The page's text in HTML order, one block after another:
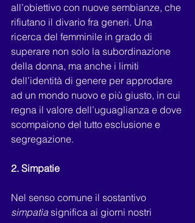
all’obiettivo con nuove sembianze, che
rifiutano il divario fra generi. Una
ricerca del femminile in grado di
superare non solo la subordinazione
della donna, ma anche i limiti
dell’identità di genere per approdare
ad un mondo nuovo e più giusto, in cui
regna il valore dell’uguaglianza e dove
scompaiono del tutto esclusione e
segregazione.
2. Simpatie
Nel senso comune il sostantivo
simpatìa significa ai giorni nostri